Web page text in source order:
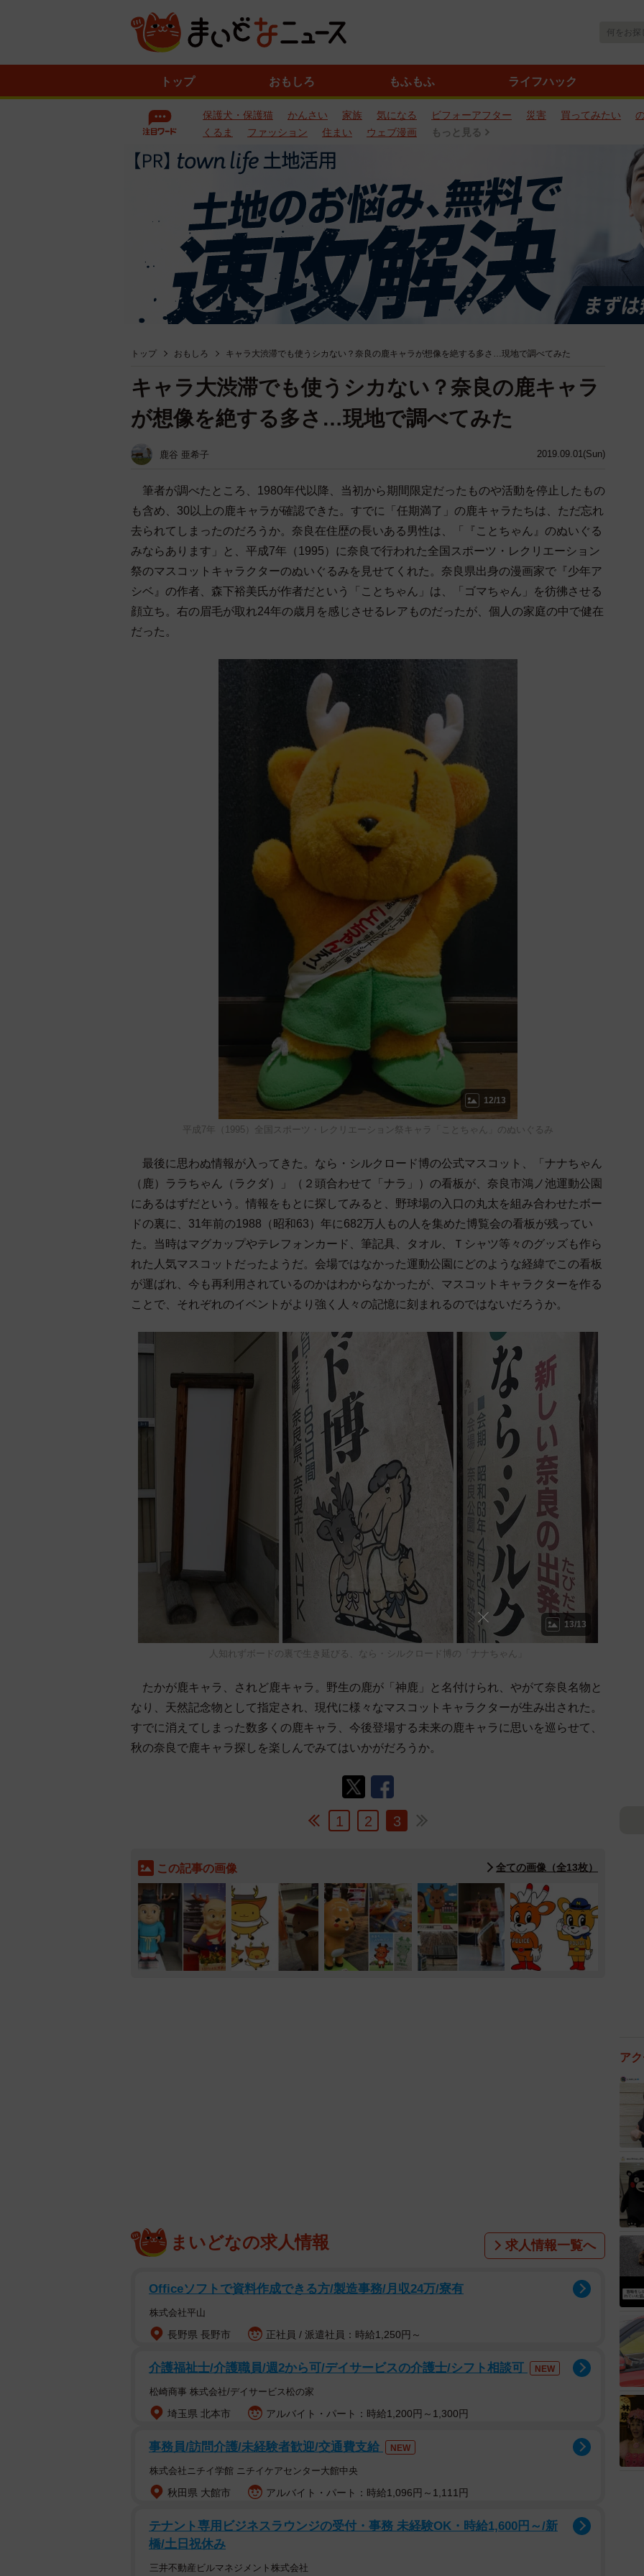
トップ おもしろ もふもふ ライフハック
保護犬・保護猫 かんさい 家族 気になる ビフォーアフター 災害 買ってみたい
くるま
ファッション 住まい ウェブ漫画 もっと見る
トップ おもしろ キャラ大渋滞でも使うシカない？奈良の鹿キャラが想像を絶する多さ…現地で調べてみた
2019.09.01(Sun)
キャラ大渋滞でも使うシカない？奈良の鹿キャラ
が想像を絶する多さ…現地で調べてみた
鹿谷 亜希子
筆者が調べたところ、1980年代以降、当初から期間限定だったものや活動を停止したもの
も含め、30以上の鹿キャラが確認できた。すでに「任期満了」の鹿キャラたちは、ただ忘れ
去られてしまったのだろうか。奈良在住歴の長いある男性は、「『ことちゃん』のぬいぐる
みならあります」と、平成7年（1995）に奈良で行われた全国スポーツ・レクリエーション
祭のマスコットキャラクターのぬいぐるみを見せてくれた。奈良県出身の漫画家で『少年ア
シベ』の作者、森下裕美氏が作者だという「ことちゃん」は、「ゴマちゃん」を彷彿させる
顔立ち。右の眉毛が取れ24年の歳月を感じさせるレアものだったが、個人の家庭の中で健在
だった。
12/13
平成7年（1995）全国スポーツ・レクリエーション祭キャラ「ことちゃん」のぬいぐるみ
最後に思わぬ情報が入ってきた。なら・シルクロード博の公式マスコット、「ナナちゃん
（鹿）ララちゃん（ラクダ）」（２頭合わせて「ナラ」）の看板が、奈良市鴻ノ池運動公園
にあるはずだという。情報をもとに探してみると、野球場の入口の丸太を組み合わせたボー
ドの裏に、31年前の1988（昭和63）年に682万人もの人を集めた博覧会の看板が残ってい
た。当時はマグカップやテレフォンカード、筆記具、タオル、Ｔシャツ等々のグッズも作ら
れた人気マスコットだったようだ。会場ではなかった運動公園にどのような経緯でこの看板
が運ばれ、今も再利用されているのかはわからなかったが、マスコットキャラクターを作る
ことで、それぞれのイベントがより強く人々の記憶に刻まれるのではないだろうか。
13/13
人知れずボードの裏で生き延びる、なら・シルクロード博の「ナナちゃん」
たかが鹿キャラ、されど鹿キャラ。野生の鹿が「神鹿」と名付けられ、やがて奈良名物と
なり、天然記念物として指定され、現代に様々なマスコットキャラクターが生み出された。
すでに消えてしまった数多くの鹿キャラ、今後登場する未来の鹿キャラに思いを巡らせて、
秋の奈良で鹿キャラ探しを楽しんでみてはいかがだろうか。
1 2 3
この記事の画像 全ての画像（全13枚）
8
まいどなの求人情報 求人情報一覧へ
Officeソフトで資料作成できる方/製造事務/月収24万/寮有
株式会社平山
長野県 長野市 正社員 / 派遣社員：時給1,250円～
介護福祉士/介護職員/週2から可/デイサービスの介護士/シフト相談可 NEW
松崎商事 株式会社/デイサービス松の家
埼玉県 北本市 アルバイト・パート：時給1,200円～1,300円
事務員/訪問介護/未経験者歓迎/交通費支給 NEW
株式会社ニチイ学館 ニチイケアセンター大館中央
秋田県 大館市 アルバイト・パート：時給1,096円～1,111円
テナント専用ビジネスラウンジの受付・事務 未経験OK・時給1,600円～/新
橋/土日祝休み
三井不動産ビルマネジメント株式会社
ア